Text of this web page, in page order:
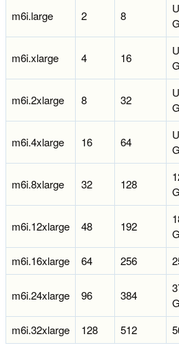
m6i.large 2 8
m6i.xlarge 4 16
m6i.2xlarge 8 32
m6i.4xlarge 16 64
m6i.8xlarge 32 128
m6i.12xlarge 48 192
m6i.16xlarge 64 256
m6i.24xlarge 96 384
m6i.32xlarge 128 512